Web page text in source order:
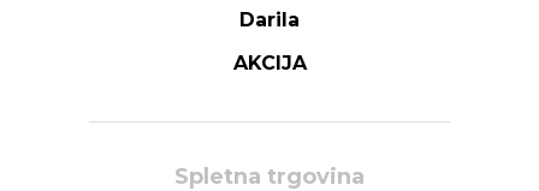
Darila
AKCIJA
Spletna trgovina